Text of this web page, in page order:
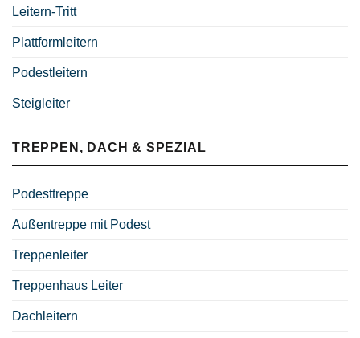
Leitern-Tritt
Plattformleitern
Podestleitern
Steigleiter
TREPPEN, DACH & SPEZIAL
Podesttreppe
Außentreppe mit Podest
Treppenleiter
Treppenhaus Leiter
Dachleitern